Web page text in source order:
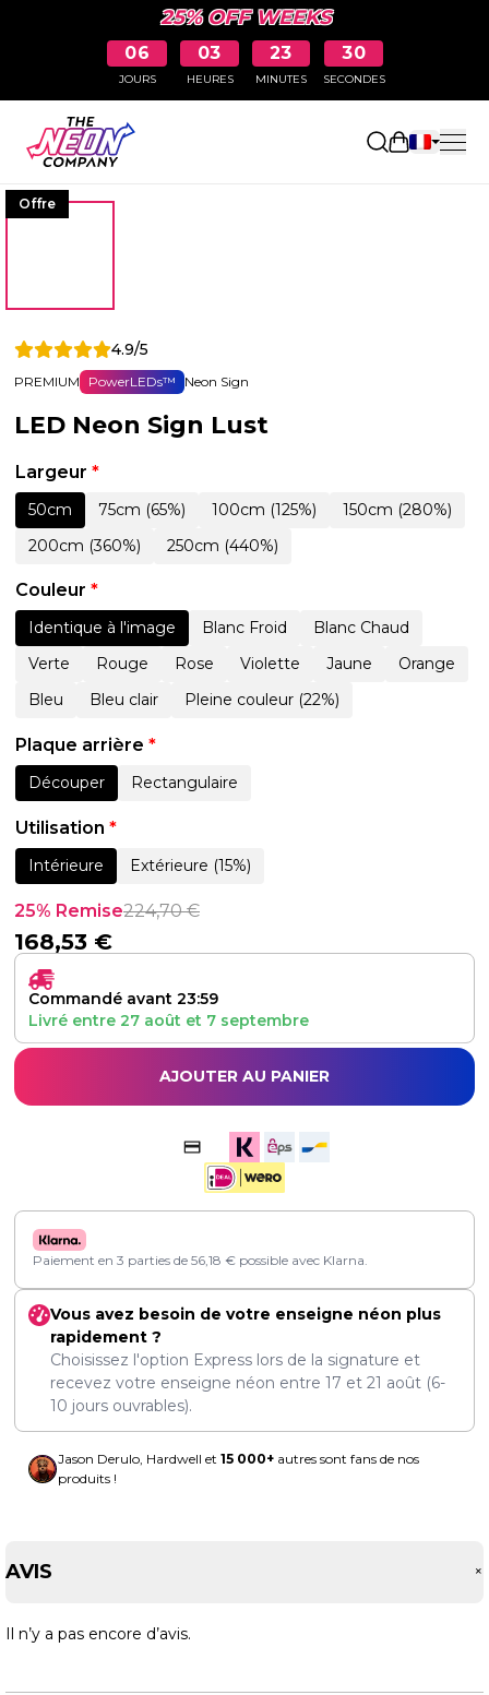
25% OFF WEEKS
06
JOURS
03
HEURES
23
MINUTES
29
SECONDES
Ouvrir le
Offre
4.9/5
PREMIUM PowerLEDs™ Neon Sign
LED Neon Sign Lust
Largeur *
50cm 75cm (65%) 100cm (125%)
150cm (280%)
200cm (360%)
250cm (440%)
Couleur *
Identique à l'image Blanc Froid
Blanc Chaud
Verte
Rouge Rose Violette Jaune
Orange
Bleu
Bleu clair Pleine couleur (22%)
Plaque arrière *
Découper Rectangulaire
Utilisation *
Intérieure Extérieure (15%)
25% Remise224,70€
168,53 €
Commandé avant 23:59
Livré entre 27 août et 7 septembre
AJOUTER AU PANIER
Paiement en 3 parties de 56,18 € possible avec Klarna.
Vous avez besoin de votre enseigne néon plus
rapidement ?
Choisissez l'option Express lors de la signature et
recevez votre enseigne néon entre 17 et 21 août (6-
10 jours ouvrables).
Jason Derulo, Hardwell et 15 000+ autres sont fans de nos
produits !
AVIS +
Il n’y a pas encore d’avis.